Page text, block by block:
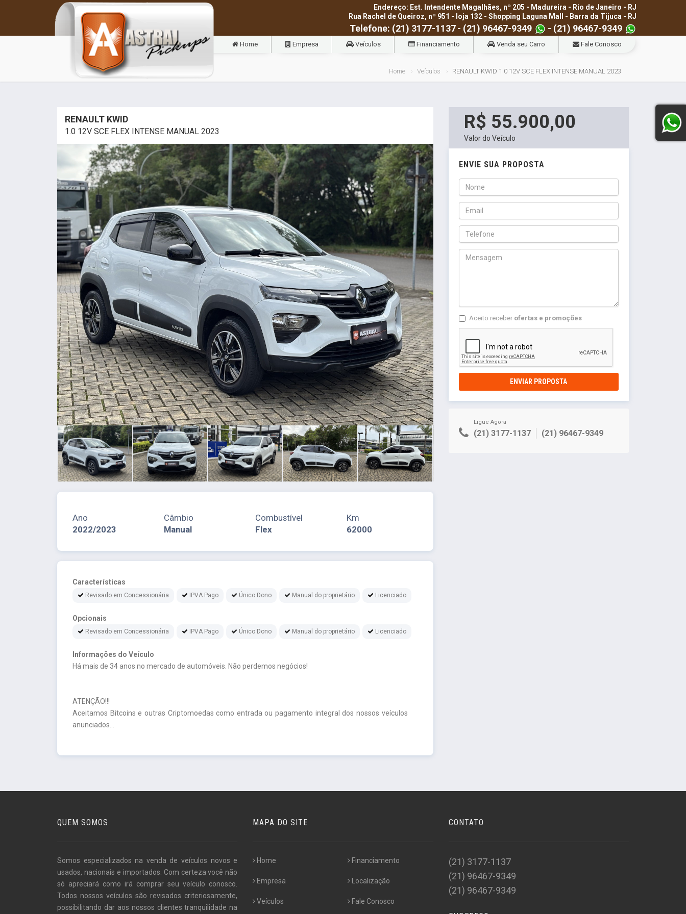
Endereço: Est. Intendente Magalhães, nº 205 - Madureira - Rio de Janeiro - RJ
Rua Rachel de Queiroz, nº 951 - loja 132 - Shopping Laguna Mall - Barra da Tijuca - RJ
Telefone: (21) 3177-1137- (21) 96467-9349 - (21) 96467-9349
Home Empresa Veículos Financiamento Venda seu Carro Fale Conosco
Home Veículos RENAULT KWID 1.0 12V SCE FLEX INTENSE MANUAL 2023
RENAULT KWID
1.0 12V SCE FLEX INTENSE MANUAL 2023
Ano
2022/2023
Câmbio
Manual
Combustível
Flex
Km
62000
Características
Revisado em Concessionária IPVA Pago Único Dono Manual do proprietário Licenciado
Opcionais
Revisado em Concessionária IPVA Pago Único Dono Manual do proprietário Licenciado
Informações do Veículo
Há mais de 34 anos no mercado de automóveis. Não perdemos negócios!
ATENÇÃO!!!
Aceitamos Bitcoins e outras Criptomoedas como entrada ou pagamento integral dos nossos veículos
anunciados...
R$ 55.900,00
Valor do Veículo
ENVIE SUA PROPOSTA
Aceito receber ofertas e promoções
ENVIAR PROPOSTA
Ligue Agora
(21) 3177-1137 (21) 96467-9349
QUEM SOMOS
Somos especializados na venda de veículos novos e
usados, nacionais e importados. Com certeza você não
só apreciará como irá comprar seu veículo conosco.
Todos nossos veículos são revisados criteriosamente,
possibilitando dar aos nossos clientes tranquilidade na
MAPA DO SITE
Home
Empresa
Veículos
Financiamento
Localização
Fale Conosco
CONTATO
(21) 3177-1137
(21) 96467-9349
(21) 96467-9349